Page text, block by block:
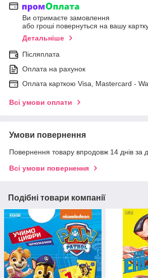
Ви отримаєте замовлення
або гроші повернуться на вашу
Детальніше
Післяплата
Оплата на рахунок
Оплата карткою Visa, Mastercard -
Всі умови оплати
Умови повернення
Повернення товару впродовж 14 днів за
Всі умови повернення
Подібні товари компанії